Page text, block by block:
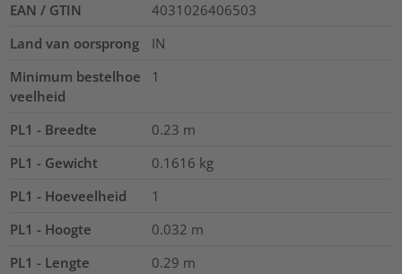
EAN / GTIN
4031026406503
Land van oorsprong
IN
Minimum bestelhoe
veelheid
1
PL1 - Breedte 0.23 m
PL1 - Gewicht
0.1616 kg
PL1 - Hoeveelheid
1
PL1 - Hoogte
0.032 m
PL1 - Lengte
0.29 m